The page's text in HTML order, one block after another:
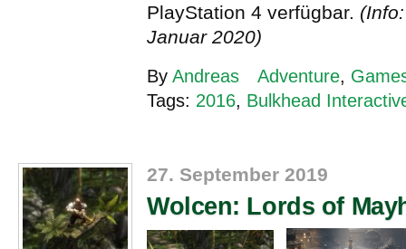
PlayStation 4 verfügbar.
Januar 2020)
By Andreas Adventure,
Tags: 2016, Bulkhead
27. September 2019
Wolcen: Lords of